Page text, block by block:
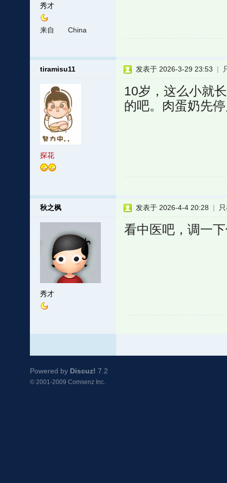
秀才
来自 China
tiramisu11
探花
发表于 2026-3-29 23:53 |
10岁，这么小就
的吧。肉蛋奶先
秋之枫
秀才
发表于 2026-4-4 20:28 |
看中医吧，调一
Powered by Discuz! 7.2
© 2001-2009 Comsenz Inc.